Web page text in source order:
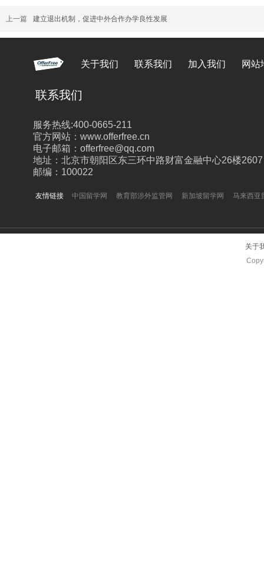
上一篇 建立退出机制，促进中外合作办学良性发展
关于我们 联系我们 加入我们 网站
中国留学网 教育部涉外监管网 新加坡留学网 马来西亚
服务热线:400-0665-211
官方网站：www.offerfree.cn
电子邮箱：offerfree@qq.com
地址：北京市朝阳区东三环中路财富金融中心26楼2607
邮编：100022
联系我们
友情链接
关于